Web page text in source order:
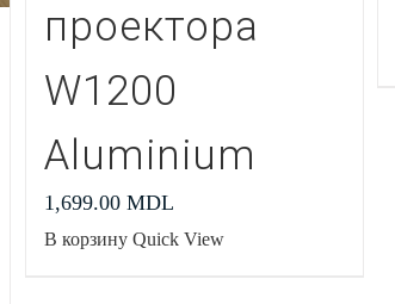
проектора
W1200
Aluminium
1,699.00 MDL
В корзину Quick View